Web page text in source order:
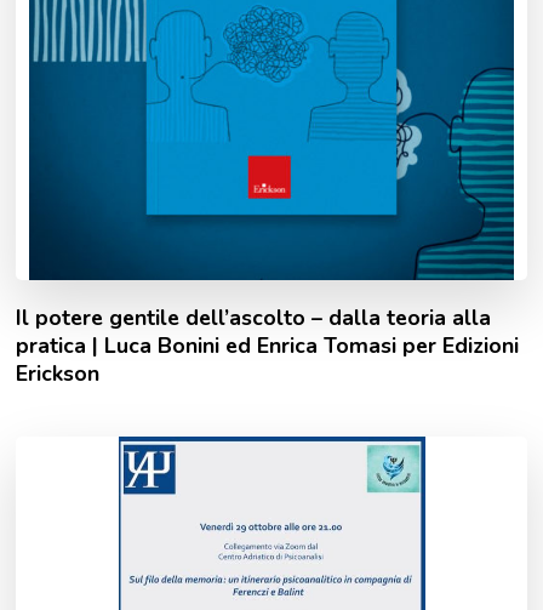
Il potere gentile dell’ascolto – dalla teoria alla
pratica | Luca Bonini ed Enrica Tomasi per Edizioni
Erickson